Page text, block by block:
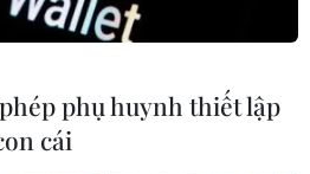
Giá nhà
lọc hơn
phụ huynh thiết lập
cái